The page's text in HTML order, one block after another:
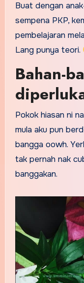
Buat dengan
sempena PKP,
pembelajaran
Lang punya teori.
Bahan-
Pokok hiasan ni
mula aku pun
bangga oowh.
tak pernah nak
banggakan.